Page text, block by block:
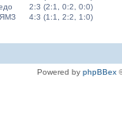
2:3 (2:1, 0:2, 0:0)
4:3 (1:1, 2:2, 1:0)
Powered by phpBBex